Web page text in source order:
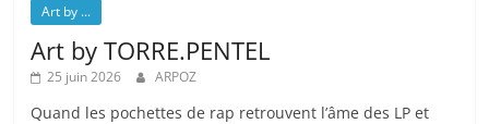
Art by ...
Art by TORRE.PENTEL
25 juin 2026 ARPOZ
Quand les pochettes de rap retrouvent l’âme des LP et